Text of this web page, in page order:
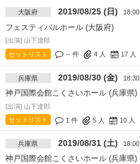
大阪府 2019/08/25 (日) 18:00
フェスティバルホール (大阪府)
[出演] 山下達郎
セットリスト
-- 件 4人 17人
兵庫県 2019/08/30 (金) 18:30
神戸国際会館こくさいホール (兵庫県)
[出演] 山下達郎
セットリスト
1 件 5人 10人
兵庫県 2019/08/31 (土) 18:00
神戸国際会館こくさいホール (兵庫県)